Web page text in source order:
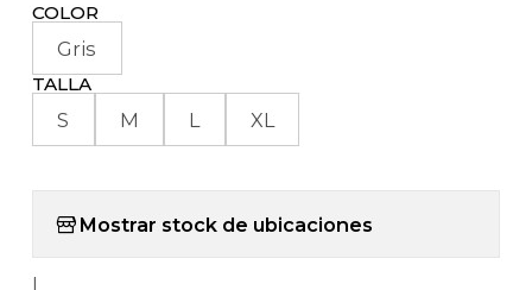
COLOR
Gris
TALLA
S M L XL
Mostrar stock de ubicaciones
|